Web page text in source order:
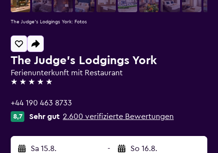
The Judge's Lodgings York
Ferienunterkunft mit Restaurant
5 Sterne
+44 190 463 8733
8,7 Sehr gut 2.600 verifizierte Bewertungen
Sa 15.8. - So 16.8.
The Judge's Lodgings York: Fotos